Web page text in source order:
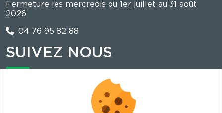
Fermeture les mercredis du 1er juillet au 31 août
2026
04 76 95 82 88
SUIVEZ NOUS
La mairie est sur illiwap !